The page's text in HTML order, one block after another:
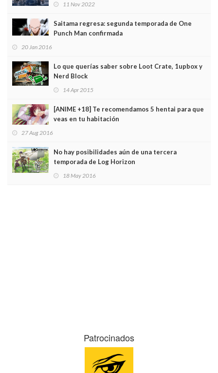
11 Nov 2022
Saitama regresa: segunda temporada de One
Punch Man confirmada
20 Jan 2016
Lo que querías saber sobre Loot Crate, 1upbox y
Nerd Block
14 Apr 2015
[ANIME +18] Te recomendamos 5 hentai para que
veas en tu habitación
27 Aug 2016
No hay posibilidades aún de una tercera
temporada de Log Horizon
18 May 2016
Patrocinados